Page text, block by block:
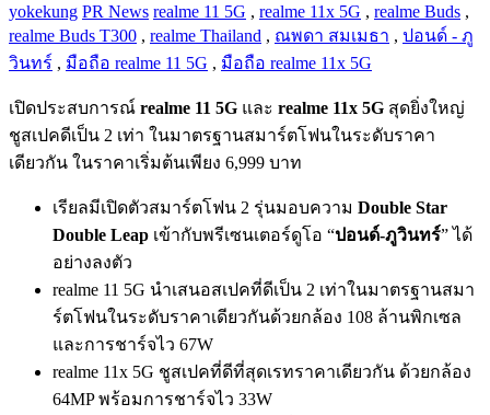
yokekung PR News realme 11 5G , realme 11x 5G , realme Buds ,
realme Buds T300 , realme Thailand , ณพดา สมเมธา , ปอนด์ - ภู
วินทร์ , มือถือ realme 11 5G , มือถือ realme 11x 5G
เปิดประสบการณ์ realme 11 5G และ realme 11x 5G สุดยิ่งใหญ่
ชูสเปคดีเป็น 2 เท่า ในมาตรฐานสมาร์ตโฟนในระดับราคา
เดียวกัน ในราคาเริ่มต้นเพียง 6,999 บาท
เรียลมีเปิดตัวสมาร์ตโฟน 2 รุ่นมอบความ Double Star
Double Leap เข้ากับพรีเซนเตอร์ดูโอ “ปอนด์-ภูวินทร์” ได้
อย่างลงตัว
realme 11 5G นำเสนอสเปคที่ดีเป็น 2 เท่าในมาตรฐานสมา
ร์ตโฟนในระดับราคาเดียวกันด้วยกล้อง 108 ล้านพิกเซล
และการชาร์จไว 67W
realme 11x 5G ชูสเปคที่ดีที่สุดเรทราคาเดียวกัน ด้วยกล้อง
64MP พร้อมการชาร์จไว 33W